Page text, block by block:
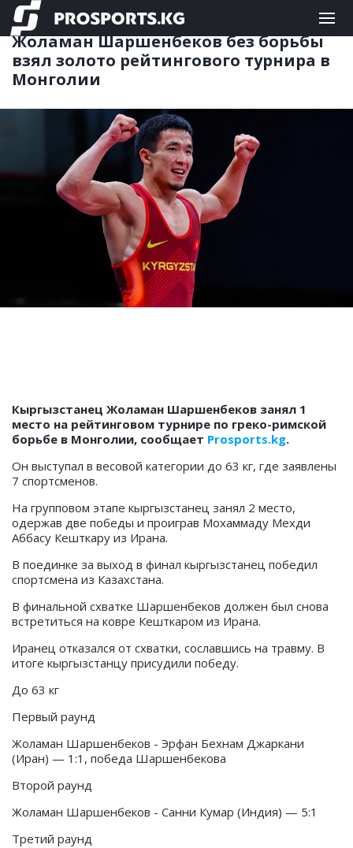
ЕДИНОБОРСТВА 05.06.2026 15:02
Жоламан Шаршенбеков без борьбы
взял золото рейтингового турнира в
Монголии
Кыргызстанец Жоламан Шаршенбеков занял 1
место на рейтинговом турнире по греко-римской
борьбе в Монголии, сообщает Prosports.kg.
Он выступал в весовой категории до 63 кг, где заявлены
7 спортсменов.
На групповом этапе кыргызстанец занял 2 место,
одержав две победы и проиграв Мохаммаду Мехди
Аббасу Кешткару из Ирана.
В поединке за выход в финал кыргызстанец победил
спортсмена из Казахстана.
В финальной схватке Шаршенбеков должен был снова
встретиться на ковре Кешткаром из Ирана.
Иранец отказался от схватки, сославшись на травму. В
итоге кыргызстанцу присудили победу.
До 63 кг
Первый раунд
Жоламан Шаршенбеков - Эрфан Бехнам Джаркани
(Иран) — 1:1, победа Шаршенбекова
Второй раунд
Жоламан Шаршенбеков - Санни Кумар (Индия) — 5:1
Третий раунд